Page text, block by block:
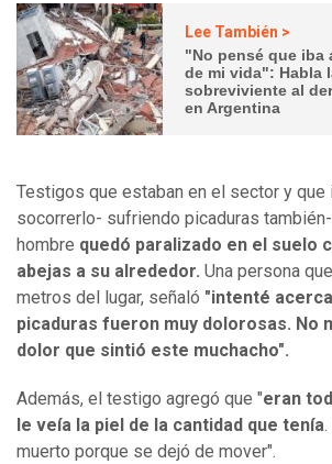
Lee También >
"No pensé que iba
de mi vida": Habla
sobreviviente al
en Argentina
Testigos que estaban en el sector y que
socorrerlo- sufriendo picaduras
hombre quedó paralizado en el suelo
abejas a su alrededor. Una persona
metros del lugar, señaló "intenté
picaduras fueron muy dolorosas. No
dolor que sintió este muchacho".
Además, el testigo agregó que "eran
le veía la piel de la cantidad que tenía
muerto porque se dejó de mover".